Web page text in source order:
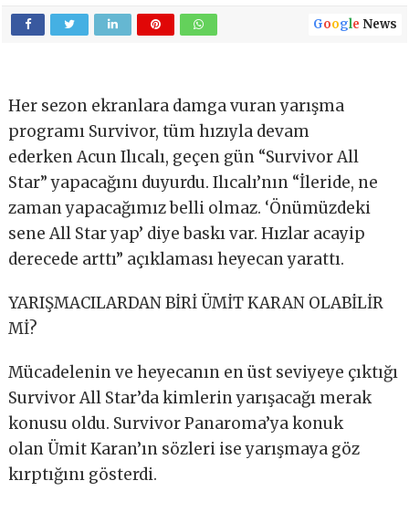
Google News
Her sezon ekranlara damga vuran yarışma
programı Survivor, tüm hızıyla devam
ederken Acun Ilıcalı, geçen gün “Survivor All
Star” yapacağını duyurdu. Ilıcalı’nın “İleride, ne
zaman yapacağımız belli olmaz. ‘Önümüzdeki
sene All Star yap’ diye baskı var. Hızlar acayip
derecede arttı” açıklaması heyecan yarattı.
YARIŞMACILARDAN BİRİ ÜMİT KARAN OLABİLİR
Mİ?
Mücadelenin ve heyecanın en üst seviyeye çıktığı
Survivor All Star’da kimlerin yarışacağı merak
konusu oldu. Survivor Panaroma’ya konuk
olan Ümit Karan’ın sözleri ise yarışmaya göz
kırptığını gösterdi.